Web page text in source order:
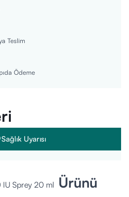
Teslim
Ödeme
Sağlık Uyarısı
IU Sprey 20 ml Ürünü